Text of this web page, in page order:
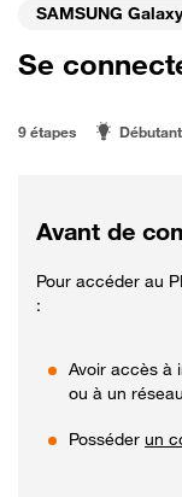
SAMSUNG
Se
9 étapes Débutant
Avant de
Pour accéder au
:
Avoir accès à
ou à un
Posséder un